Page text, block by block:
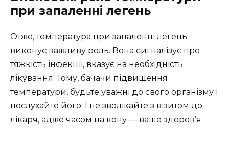
при запаленні легень
Отже, температура при запаленні легень
виконує важливу роль. Вона сигналізує про
тяжкість інфекції, вказує на необхідність
лікування. Тому, бачачи підвищення
температури, будьте уважні до свого організму і
послухайте його. І не зволікайте з візитом до
лікаря, адже часом на кону — ваше здоров’я.